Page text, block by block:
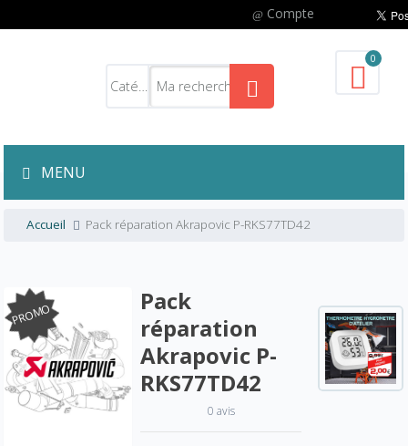
Compte
0
MENU
Accueil Pack réparation Akrapovic P-RKS77TD42
PROMO
Pack
réparation
Akrapovic P-
RKS77TD42
0 avis